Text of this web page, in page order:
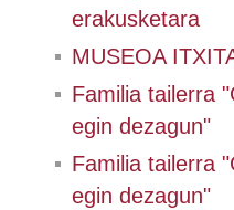
erakusketara
MUSEOA
Familia tailerra
egin dezagun"
Familia tailerra
egin dezagun"